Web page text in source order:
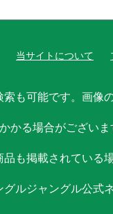
当サイトについて
も可能です。画像
かる場合がござい
も掲載されている
ルジャングル公式